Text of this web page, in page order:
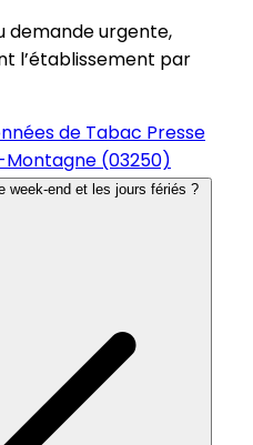
demande urgente,
l’établissement par
de Tabac Presse
(03250)
week-end et les jours fériés ?